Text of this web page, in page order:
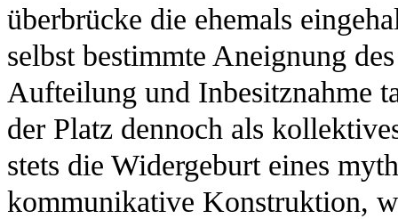
überbrücke die ehemals
selbst bestimmte Aneignung
Aufteilung und Inbesitznahme
der Platz dennoch als
stets die Widergeburt eines
kommunikative Konstruktion,